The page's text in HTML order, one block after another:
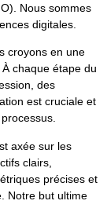
Nous sommes
digitales.
croyons en une
chaque étape du
des
est cruciale et
axée sur les
clairs,
précises et
Notre but ultime